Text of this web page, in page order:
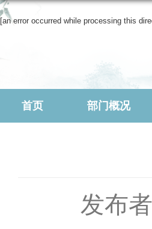
[an error occurred while processing this
首页 部门概况
发布